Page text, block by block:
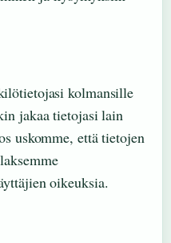
kolmansille
jakaa tietojasi lain
uskomme, että tietojen
oikeuksia.